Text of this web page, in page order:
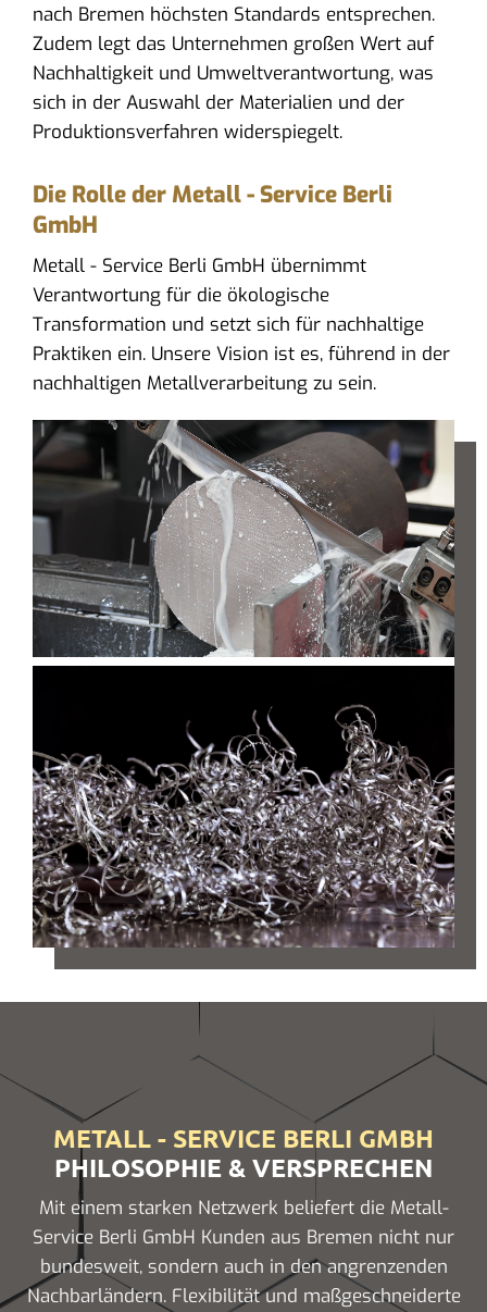
nach Bremen höchsten Standards entsprechen.
Zudem legt das Unternehmen großen Wert auf
Nachhaltigkeit und Umweltverantwortung, was
sich in der Auswahl der Materialien und der
Produktionsverfahren widerspiegelt.
Die Rolle der Metall - Service Berli
GmbH
Metall - Service Berli GmbH übernimmt
Verantwortung für die ökologische
Transformation und setzt sich für nachhaltige
Praktiken ein. Unsere Vision ist es, führend in der
nachhaltigen Metallverarbeitung zu sein.
METALL - SERVICE BERLI GMBH
PHILOSOPHIE & VERSPRECHEN
Mit einem starken Netzwerk beliefert die Metall-
Service Berli GmbH Kunden aus Bremen nicht nur
bundesweit, sondern auch in den angrenzenden
Nachbarländern. Flexibilität und maßgeschneiderte